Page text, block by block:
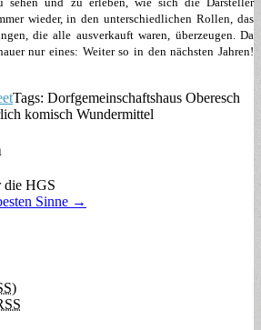
wieder, in den unterschiedlichen Rollen, das
die alle ausverkauft waren, überzeugen. Da
nur eines: Weiter so in den nächsten Jahren!
Tags: Dorfgemeinschaftshaus Oberesch
komisch Wundermittel
HGS
Sinne →
)